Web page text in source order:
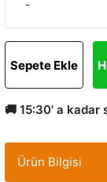
Sepete Ekle
🚚 15:30' a kadar
Ürün Bilgisi